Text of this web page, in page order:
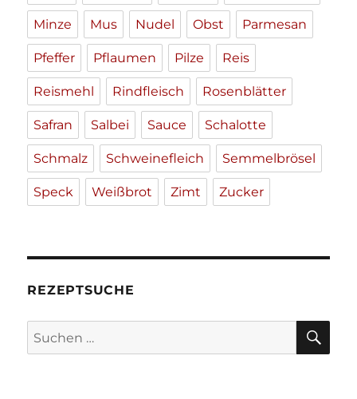
Minze Mus Nudel Obst Parmesan
Pfeffer Pflaumen Pilze Reis
Reismehl Rindfleisch Rosenblätter
Safran Salbei Sauce Schalotte
Schmalz Schweinefleich Semmelbrösel
Speck Weißbrot Zimt Zucker
REZEPTSUCHE
Suche
nach: